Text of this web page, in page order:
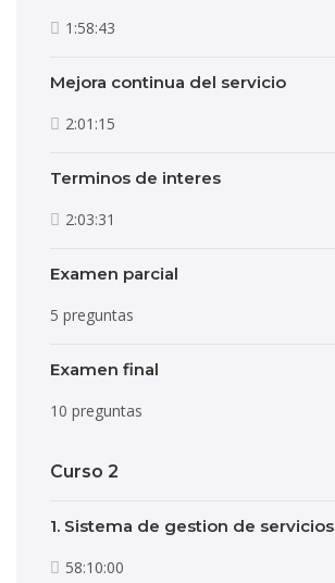
1:58:43
Mejora continua del servicio
2:01:15
Terminos de interes
2:03:31
Examen parcial
5 preguntas
Examen final
10 preguntas
Curso 2
1. Sistema de gestion de servicios
58:10:00